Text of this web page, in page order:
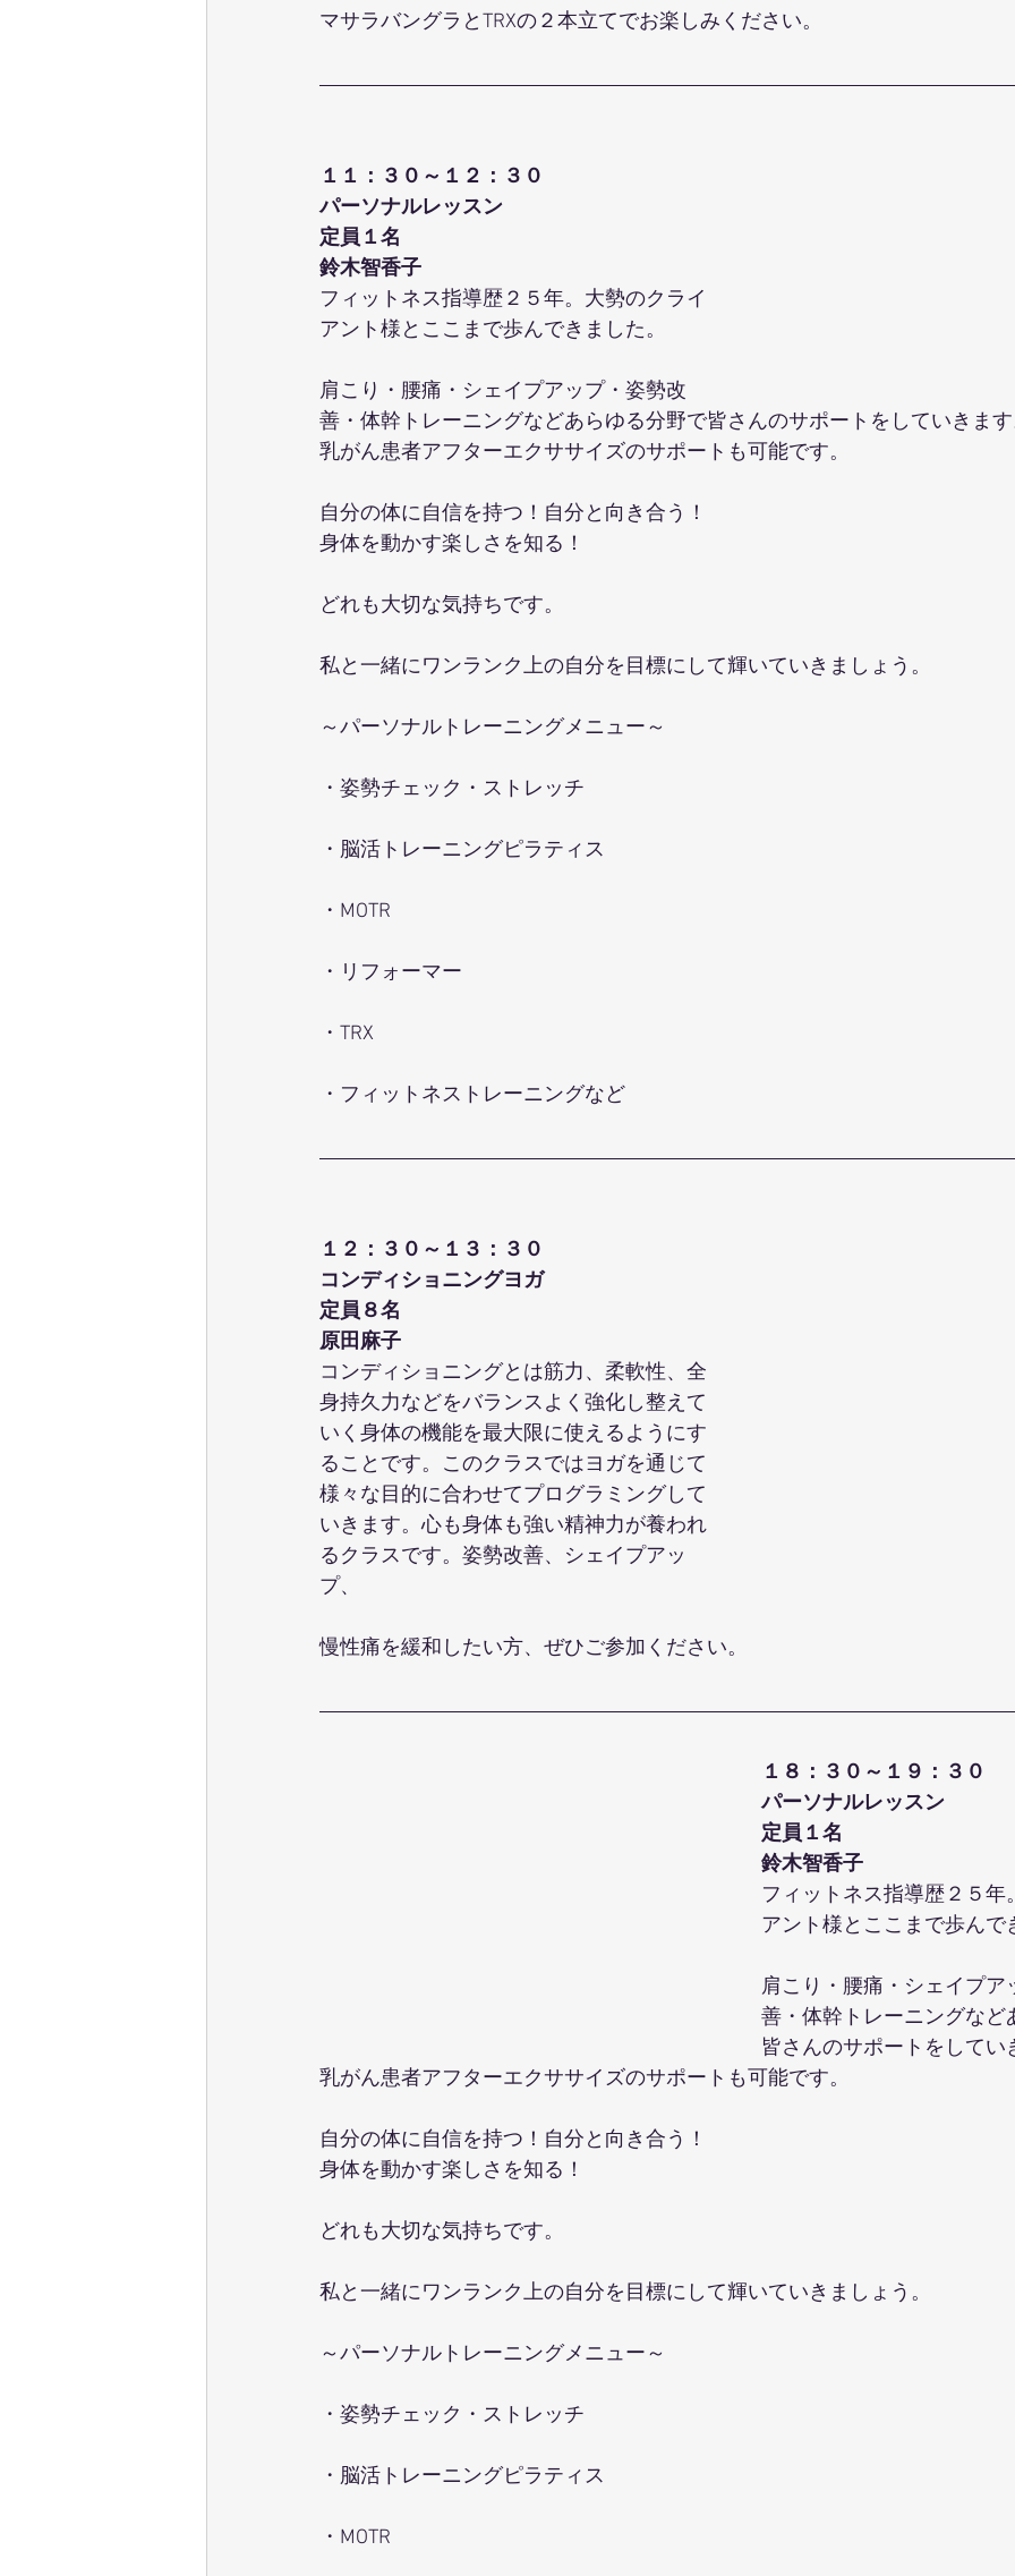
マサラバングラとTRXの２本立てでお楽しみください。
１１：３０～１２：３０
パーソナルレッスン
定員１名
鈴木智香子
フィットネス指導歴２５年。大勢のクライ
アント様とここまで歩んできました。
肩こり・腰痛・シェイプアップ・姿勢改
善・体幹トレーニングなどあらゆる分野で皆さんのサポートをしていきま
乳がん患者アフターエクササイズのサポートも可能です。
自分の体に自信を持つ！自分と向き合う！
身体を動かす楽しさを知る！
どれも大切な気持ちです。
私と一緒にワンランク上の自分を目標にして輝いていきましょう。
～パーソナルトレーニングメニュー～
・姿勢チェック・ストレッチ
・脳活トレーニングピラティス
・MOTR
・リフォーマー
・TRX
・フィットネストレーニングなど
１２：３０～１３：３０
コンディショニングヨガ
定員８名
原田麻子
コンディショニングとは筋力、柔軟性、全
身持久力などをバランスよく強化し整えて
いく身体の機能を最大限に使えるようにす
ることです。このクラスではヨガを通じて
様々な目的に合わせてプログラミングして
いきます。心も身体も強い精神力が養われ
るクラスです。姿勢改善、シェイプアッ
プ、
慢性痛を緩和したい方、ぜひご参加ください。
１８：３０～１９：３０
パーソナルレッスン
定員１名
鈴木智香子
フィットネス指導歴２５年
アント様とここまで歩んで
肩こり・腰痛・シェイプア
善・体幹トレーニングなど
皆さんのサポートをしてい
乳がん患者アフターエクササイズのサポートも可能です。
自分の体に自信を持つ！自分と向き合う！
身体を動かす楽しさを知る！
どれも大切な気持ちです。
私と一緒にワンランク上の自分を目標にして輝いていきましょう。
～パーソナルトレーニングメニュー～
・姿勢チェック・ストレッチ
・脳活トレーニングピラティス
・MOTR